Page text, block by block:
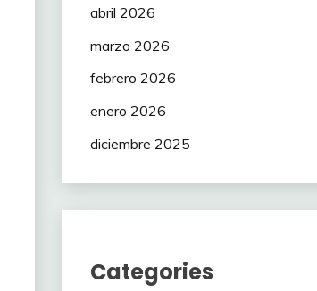
abril 2026
marzo 2026
febrero 2026
enero 2026
diciembre 2025
Categories